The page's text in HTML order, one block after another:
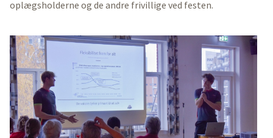
oplægsholderne og de andre frivillige ved festen.